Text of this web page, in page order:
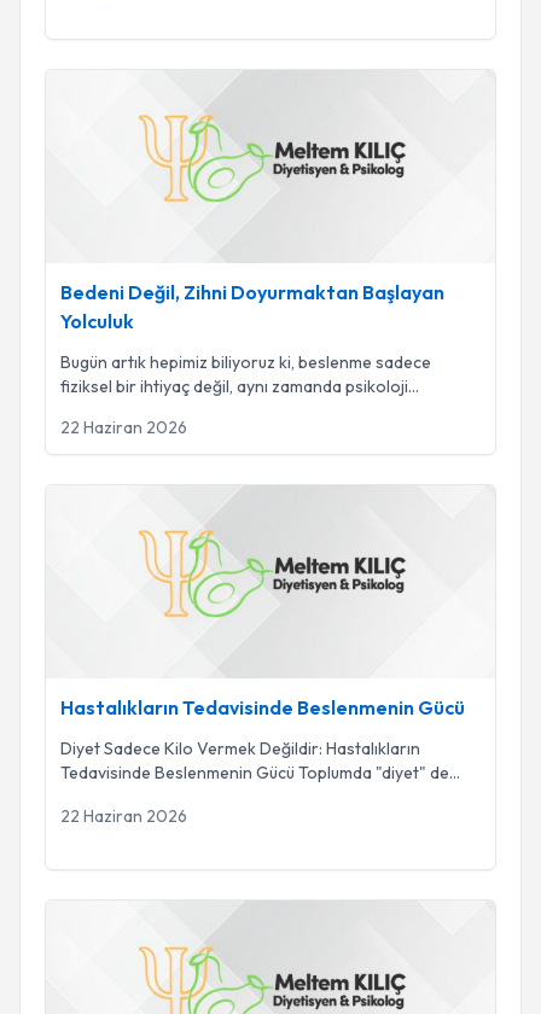
Bedeni Değil, Zihni Doyurmaktan Başlayan Yolculuk
Bedeni Değil, Zihni Doyurmaktan Başlayan
Yolculuk
Bugün artık hepimiz biliyoruz ki, beslenme sadece
fiziksel bir ihtiyaç değil, aynı zamanda psikoloji...
22 Haziran 2026
Hastalıkların Tedavisinde Beslenmenin Gücü
Hastalıkların Tedavisinde Beslenmenin Gücü
Diyet Sadece Kilo Vermek Değildir: Hastalıkların
Tedavisinde Beslenmenin Gücü Toplumda "diyet" de...
22 Haziran 2026